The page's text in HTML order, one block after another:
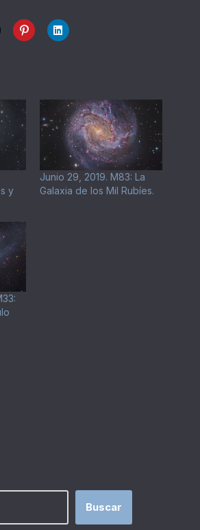
y
Junio 29, 2019. M83: La
Galaxia de los Mil Rubíes.
Buscar